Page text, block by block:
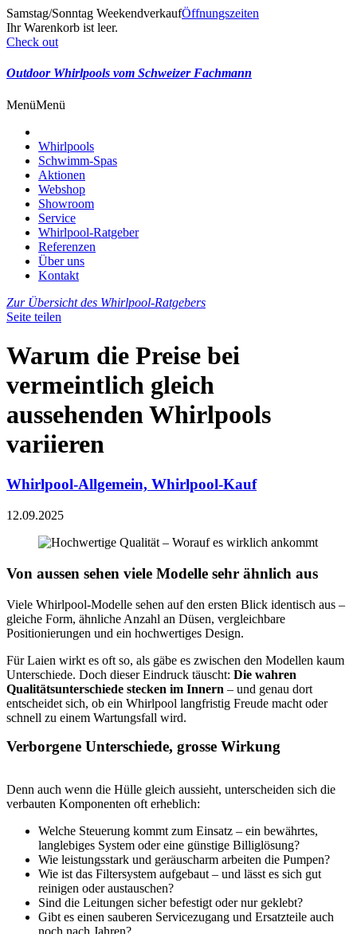
Samstag/Sonntag WeekendverkaufÖffnungszeiten
Ihr Warenkorb ist leer.
Check out
Outdoor Whirlpools vom Schweizer Fachmann
MenüMenü
Whirlpools
Schwimm-Spas
Aktionen
Webshop
Showroom
Service
Whirlpool-Ratgeber
Referenzen
Über uns
Kontakt
Zur Übersicht des Whirlpool-Ratgebers
Seite teilen
Warum die Preise bei
vermeintlich gleich
aussehenden Whirlpools
variieren
Whirlpool-Allgemein, Whirlpool-Kauf
12.09.2025
Von aussen sehen viele Modelle sehr ähnlich aus
Viele Whirlpool-Modelle sehen auf den ersten Blick identisch aus –
gleiche Form, ähnliche Anzahl an Düsen, vergleichbare
Positionierungen und ein hochwertiges Design.
Für Laien wirkt es oft so, als gäbe es zwischen den Modellen kaum
Unterschiede. Doch dieser Eindruck täuscht: Die wahren
Qualitätsunterschiede stecken im Innern – und genau dort
entscheidet sich, ob ein Whirlpool langfristig Freude macht oder
schnell zu einem Wartungsfall wird.
Verborgene Unterschiede, grosse Wirkung
Denn auch wenn die Hülle gleich aussieht, unterscheiden sich die
verbauten Komponenten oft erheblich:
Welche Steuerung kommt zum Einsatz – ein bewährtes,
langlebiges System oder eine günstige Billiglösung?
Wie leistungsstark und geräuscharm arbeiten die Pumpen?
Wie ist das Filtersystem aufgebaut – und lässt es sich gut
reinigen oder austauschen?
Sind die Leitungen sicher befestigt oder nur geklebt?
Gibt es einen sauberen Servicezugang und Ersatzteile auch